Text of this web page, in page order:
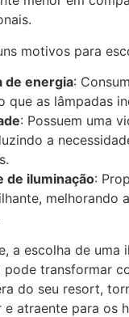
motivos para
de energia:
que as lâmpadas
: Possuem uma
a
de iluminação:
melhorando
a escolha de uma
pode transformar
do seu resort,
e atraente para os